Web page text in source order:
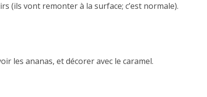
(ils vont remonter à la surface; c’est normale).
les ananas, et décorer avec le caramel.